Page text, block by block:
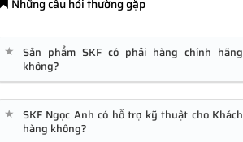
Những câu hỏi thường gặp
★ Sản phẩm SKF có phải hàng chính hãng
không?
★ SKF Ngọc Anh có hỗ trợ kỹ thuật cho Khách
hàng không?